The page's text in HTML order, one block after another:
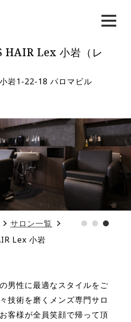
HAIR Lex 小岩（レ
岩1-22-18 パロマビル
サロン一覧
Lex 小岩
男性に最適なスタイルをご
技術を磨くメンズ専門サロ
客様が全員笑顔で帰って頂